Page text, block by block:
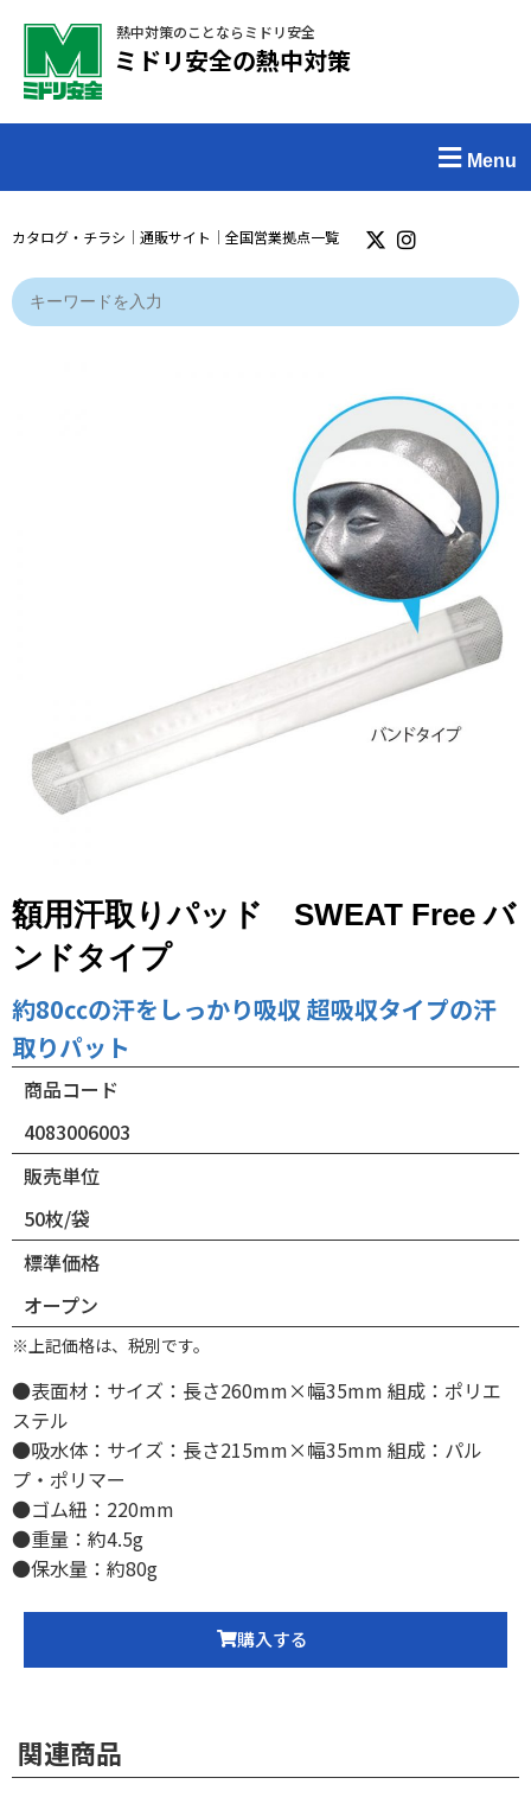
熱中対策のことならミドリ安全
ミドリ安全の熱中対策
Menu
カタログ・チラシ ｜ 通販サイト ｜ 全国営業拠点一覧
額用汗取りパッド SWEAT Free バ
ンドタイプ
約80㏄の汗をしっかり吸収 超吸収タイプの汗
取りパット
商品コード
4083006003
販売単位
50枚/袋
標準価格
オープン
※上記価格は、税別です。
●表面材：サイズ：長さ260mm×幅35mm 組成：ポリエ
ステル
●吸水体：サイズ：長さ215mm×幅35mm 組成：パル
プ・ポリマー
●ゴム紐：220mm
●重量：約4.5g
●保水量：約80g
購入する
関連商品